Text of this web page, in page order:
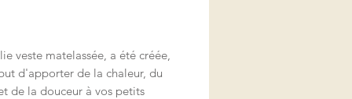
veste matelassée, a été créée,
d'apporter de la chaleur, du
de la douceur à vos petits